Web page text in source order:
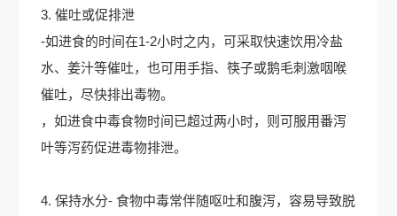
3. 催吐或促排泄
-如进食的时间在1-2小时之内，可采取快速饮用冷盐
水、姜汁等催吐，也可用手指、筷子或鹅毛刺激咽喉
催吐，尽快排出毒物。
，如进食中毒食物时间已超过两小时，则可服用番泻
叶等泻药促进毒物排泄。
4. 保持水分- 食物中毒常伴随呕吐和腹泻，容易导致脱